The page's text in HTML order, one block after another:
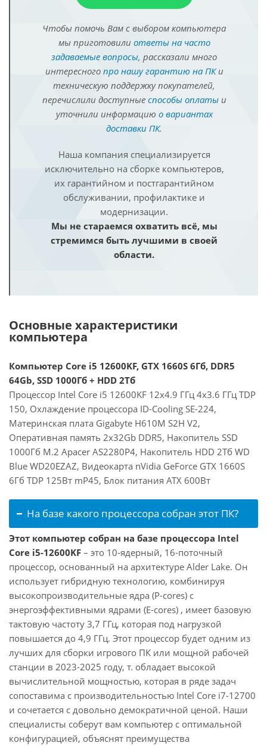
Чтобы помочь Вам с выбором компьютера
мы приготовили ответы на часто
задаваемые вопросы, рассказали много
интересного про нашу гарантию на ПКи
техническую поддержку покупателей,
перечислили доступные способы оплатыи
уточнили информацию о вариантах
доставки ПК.
Наша компания специализируется
исключительно на сборке компьютеров,
их гарантийном и постгарантийном
обслуживании, профилактике и
модернизации.
Мы не стараемся охватить всё, мы
стремимся быть лучшими в своей
области.
Основные характеристики
компьютера
Компьютер Core i5 12600KF, GTX 1660S 6Гб, DDR5
64Gb, SSD 1000Гб + HDD 2Тб
Процессор Intel Core i5 12600KF 12x4.9 ГГц 4x3.6 ГГц TDP
150, Охлаждение процессора ID-Cooling SE-224,
Материнская плата Gigabyte H610M S2H V2,
Оперативная память 2x32Gb DDR5, Накопитель SSD
1000Гб M.2 Apacer AS2280P4, Накопитель HDD 2Тб WD
Blue WD20EZAZ, Видеокарта nVidia GeForce GTX 1660S
6Гб TDP 125Вт mP45, Блок питания ATX 600Вт
На базе какого процессора собран этот ПК?
Этот компьютер собран на базе процессора Intel
Core i5-12600KF – это 10-ядерный, 16-поточный
процессор, основанный на архитектуре Alder Lake. Он
использует гибридную технологию, комбинируя
высокопроизводительные ядра (P-cores) с
энергоэффективными ядрами (E-cores) , имеет базовую
тактовую частоту 3,7 ГГц, которая под нагрузкой
повышается до 4,9 ГГц. Этот процессор будет одним из
лучших для сборки игрового ПК или мощной рабочей
станции в 2023-2025 году, т. обладает высокой
вычислительной мощностью, которая в ряде задач
сопоставима с производительностью Intel Core i7-12700
и сочетается с довольно демократичной ценой. Наши
специалисты соберут вам компьютер с оптимальной
конфигурацией, объяснят преимущества